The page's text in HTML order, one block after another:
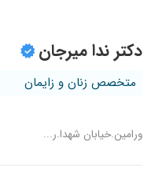
دکتر ندا میرجان
متخصص زنان و زایمان
ورامین.خیابان شهدا.ر...